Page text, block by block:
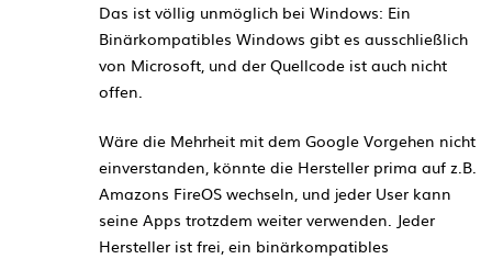
Das ist völlig unmöglich bei Windows: Ein
Binärkompatibles Windows gibt es ausschließlich
von Microsoft, und der Quellcode ist auch nicht
offen.
Wäre die Mehrheit mit dem Google Vorgehen nicht
einverstanden, könnte die Hersteller prima auf z.B.
Amazons FireOS wechseln, und jeder User kann
seine Apps trotzdem weiter verwenden. Jeder
Hersteller ist frei, ein binärkompatibles